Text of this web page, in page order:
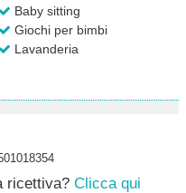
Baby sitting
Giochi per bimbi
Lavanderia
ricettiva? Clicca qui